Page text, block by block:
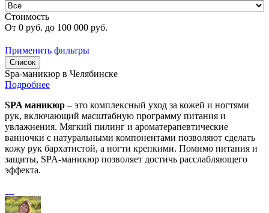
Стоимость
От 0 руб. до 100 000 руб.
Применить фильтры
Список
Spa-маникюр в Челябинске
Подробнее
SPA маникюр – это комплексный уход за кожей и ногтями
рук, включающий масштабную программу питания и
увлажнения. Мягкий пилинг и ароматерапевтические
ванночки с натуральными компонентами позволяют сделать
кожу рук бархатистой, а ногти крепкими. Помимо питания и
защиты, SPA-маникюр позволяет достичь расслабляющего
эффекта.